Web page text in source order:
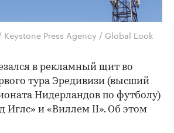
Keystone Press Agency / Global Look
в рекламный щит во
тура Эредивизи (высший
Нидерландов по футболу)
Иглс» и «Виллем II». Об этом